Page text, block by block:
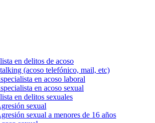
en delitos de acoso
(acoso telefónico, mail, etc)
en acoso laboral
en acoso sexual
en delitos sexuales
sexual
sexual a menores de 16 años